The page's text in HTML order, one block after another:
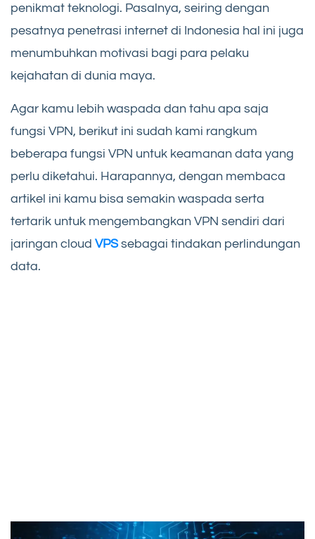
penikmat teknologi. Pasalnya, seiring dengan
pesatnya penetrasi internet di Indonesia hal ini juga
menumbuhkan motivasi bagi para pelaku
kejahatan di dunia maya.
Agar kamu lebih waspada dan tahu apa saja
fungsi VPN, berikut ini sudah kami rangkum
beberapa fungsi VPN untuk keamanan data yang
perlu diketahui. Harapannya, dengan membaca
artikel ini kamu bisa semakin waspada serta
tertarik untuk mengembangkan VPN sendiri dari
jaringan cloud VPSsebagai tindakan perlindungan
data.